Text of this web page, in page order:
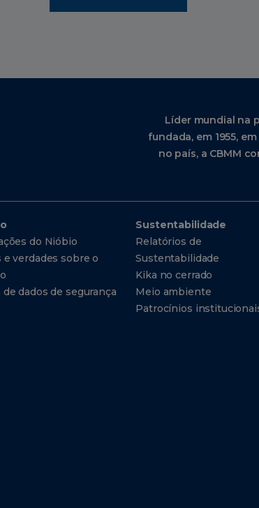
Líder mundial na
fundada, em 1955,
no país, a CBMM
do Nióbio
e verdades sobre o
de dados de segurança
Sustentabilidade
Relatórios de
Sustentabilidade
Kika no cerrado
Meio ambiente
Patrocínios